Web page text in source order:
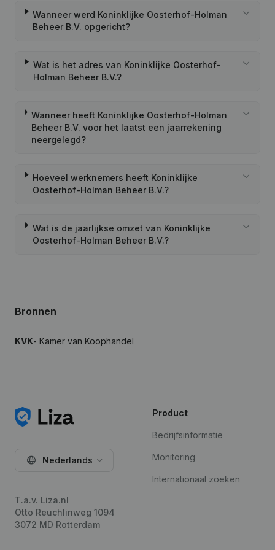
Wanneer werd Koninklijke Oosterhof-Holman
Beheer B.V. opgericht?
Wat is het adres van Koninklijke Oosterhof-
Holman Beheer B.V.?
Wanneer heeft Koninklijke Oosterhof-Holman
Beheer B.V. voor het laatst een jaarrekening
neergelegd?
Hoeveel werknemers heeft Koninklijke
Oosterhof-Holman Beheer B.V.?
Wat is de jaarlijkse omzet van Koninklijke
Oosterhof-Holman Beheer B.V.?
Bronnen
KVK- Kamer van Koophandel
Nederlands
T.a.v. Liza.nl
Otto Reuchlinweg 1094
3072 MD Rotterdam
Product
Bedrijfsinformatie
Monitoring
Internationaal zoeken